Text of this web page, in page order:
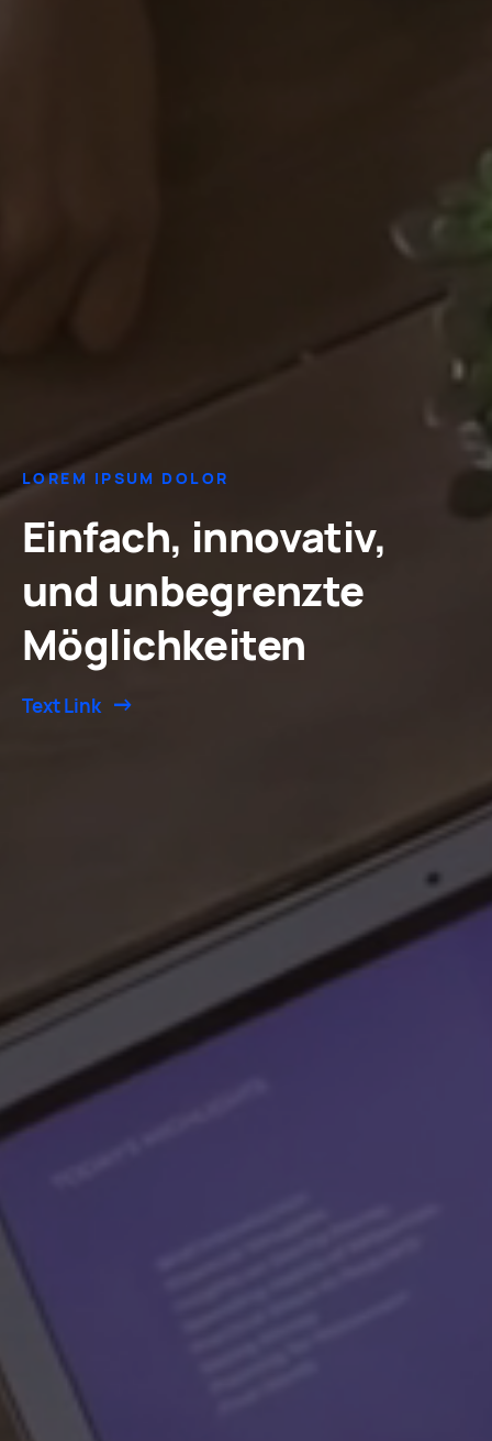
LOREM IPSUM DOLOR
Einfach, innovativ,
und unbegrenzte
Möglichkeiten
Text Link